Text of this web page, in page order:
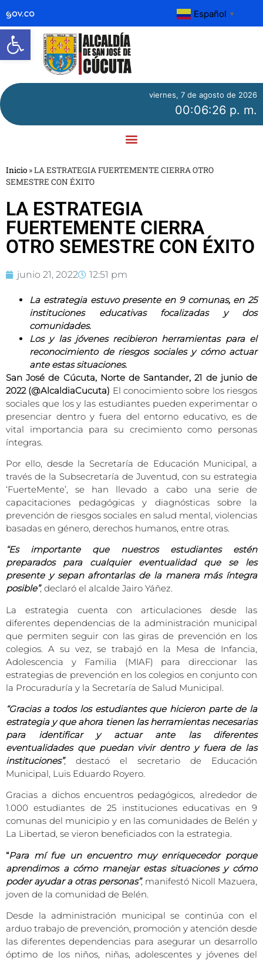
Abrir barra de herramientas
Español ▼
viernes, 7 de agosto de 2026
00:06:27 p. m.
Inicio »LA ESTRATEGIA FUERTEMENTE CIERRA OTRO
SEMESTRE CON ÉXITO
LA ESTRATEGIA
FUERTEMENTE CIERRA
OTRO SEMESTRE CON ÉXITO
junio 21, 2022 12:51 pm
La estrategia estuvo presente en 9 comunas, en 25
instituciones educativas focalizadas y dos
comunidades.
Los y las jóvenes recibieron herramientas para el
reconocimiento de riesgos sociales y cómo actuar
ante estas situaciones.
San José de Cúcuta, Norte de Santander, 21 de junio de
2022 (@AlcaldiaCucuta) El conocimiento sobre los riesgos
sociales que los y las estudiantes pueden experimentar o
presenciar dentro y fuera del entorno educativo, es de
vital importancia para su crecimiento como personas
íntegras.
Por ello, desde la Secretaría de Educación Municipal, a
través de la Subsecretaría de Juventud, con su estrategia
‘FuerteMente’, se han llevado a cabo una serie de
capacitaciones pedagógicas y diagnósticas sobre la
prevención de riesgos sociales en salud mental, violencias
basadas en género, derechos humanos, entre otras.
“Es importante que nuestros estudiantes estén
preparados para cualquier eventualidad que se les
presente y sepan afrontarlas de la manera más íntegra
posible”, declaró el alcalde Jairo Yáñez.
La estrategia cuenta con articulaciones desde las
diferentes dependencias de la administración municipal
que permiten seguir con las giras de prevención en los
colegios. A su vez, se trabajó en la Mesa de Infancia,
Adolescencia y Familia (MIAF) para direccionar las
estrategias de prevención en los colegios en conjunto con
la Procuraduría y la Secretaría de Salud Municipal.
“Gracias a todos los estudiantes que hicieron parte de la
estrategia y que ahora tienen las herramientas necesarias
para identificar y actuar ante las diferentes
eventualidades que puedan vivir dentro y fuera de las
instituciones”, destacó el secretario de Educación
Municipal, Luis Eduardo Royero.
Gracias a dichos encuentros pedagógicos, alrededor de
1.000 estudiantes de 25 instituciones educativas en 9
comunas del municipio y en las comunidades de Belén y
La Libertad, se vieron beneficiados con la estrategia.
“Para mí fue un encuentro muy enriquecedor porque
aprendimos a cómo manejar estas situaciones y cómo
poder ayudar a otras personas”, manifestó Nicoll Mazuera,
joven de la comunidad de Belén.
Desde la administración municipal se continúa con el
arduo trabajo de prevención, promoción y atención desde
las diferentes dependencias para asegurar un desarrollo
óptimo de los niños, niñas, adolescentes y jóvenes del